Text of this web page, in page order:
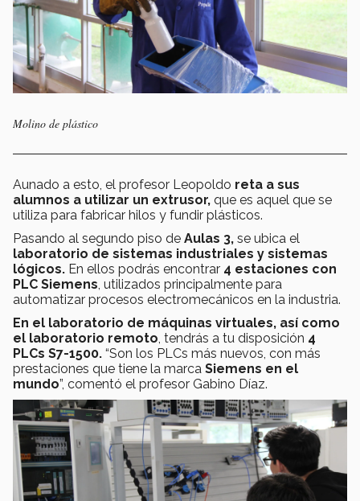
Molino de plástico
Aunado a esto, el profesor Leopoldo reta a sus
alumnos a utilizar un extrusor, que es aquel que se
utiliza para fabricar hilos y fundir plásticos.
Pasando al segundo piso de Aulas 3, se ubica el
laboratorio de sistemas industriales y sistemas
lógicos. En ellos podrás encontrar 4 estaciones con
PLC Siemens, utilizados principalmente para
automatizar procesos electromecánicos en la industria.
En el laboratorio de máquinas virtuales, así como
el laboratorio remoto, tendrás a tu disposición 4
PLCs S7-1500. “Son los PLCs más nuevos, con más
prestaciones que tiene la marca Siemens en el
mundo”, comentó el profesor Gabino Díaz.